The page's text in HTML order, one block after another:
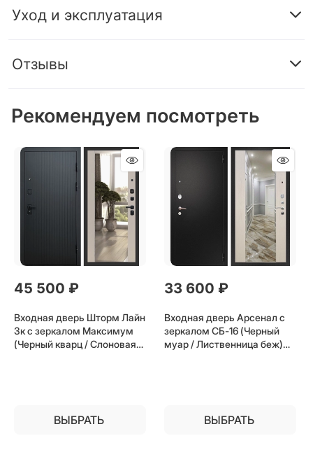
Уход и эксплуатация
Отзывы
Рекомендуем посмотреть
45 500 ₽
Входная дверь Шторм Лайн
3к с зеркалом Максимум
(Черный кварц / Слоновая
ВЫБРАТЬ
33 600 ₽
Входная дверь Арсенал с
зеркалом СБ-16 (Черный
муар / Лиственница беж)
ВЫБРАТЬ